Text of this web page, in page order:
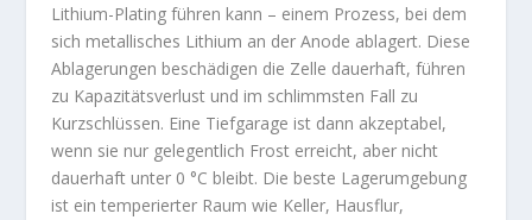
Lithium-Plating führen kann – einem Prozess, bei dem
sich metallisches Lithium an der Anode ablagert. Diese
Ablagerungen beschädigen die Zelle dauerhaft, führen
zu Kapazitätsverlust und im schlimmsten Fall zu
Kurzschlüssen. Eine Tiefgarage ist dann akzeptabel,
wenn sie nur gelegentlich Frost erreicht, aber nicht
dauerhaft unter 0 °C bleibt. Die beste Lagerumgebung
ist ein temperierter Raum wie Keller, Hausflur,